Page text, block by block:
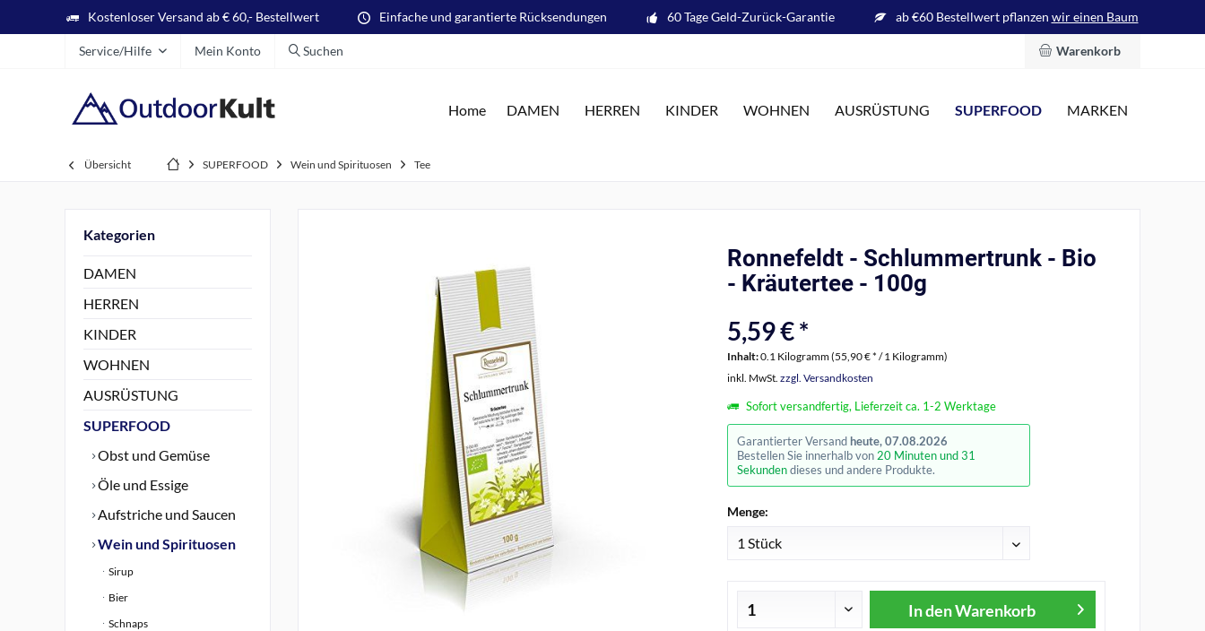
Kostenloser Versand ab € 60,- Bestellwert Einfache und garantierte Rücksendungen 60 Tage Geld-Zurück-Garantie ab €60 Bestellwert pflanzen wir einen Baum
Warenkorb
Service/Hilfe Mein Konto Suchen
Home DAMEN HERREN KINDER WOHNEN AUSRÜSTUNG SUPERFOOD MARKEN
Übersicht SUPERFOOD Wein und Spirituosen Tee
Kategorien
DAMEN
HERREN
KINDER
WOHNEN
AUSRÜSTUNG
SUPERFOOD
Obst und Gemüse
Öle und Essige
Aufstriche und Saucen
Wein und Spirituosen
Sirup
Bier
Schnaps
Ronnefeldt - Schlummertrunk - Bio
- Kräutertee - 100g
5,59 € *
Inhalt:0.1 Kilogramm (55,90 € * / 1 Kilogramm)
inkl. MwSt. zzgl. Versandkosten
Sofort versandfertig, Lieferzeit ca. 1-2 Werktage
Garantierter Versand heute, 07.08.2026
Bestellen Sie innerhalb von 20 Minuten und 31
Sekundendieses und andere Produkte.
Menge:
In denWarenkorb